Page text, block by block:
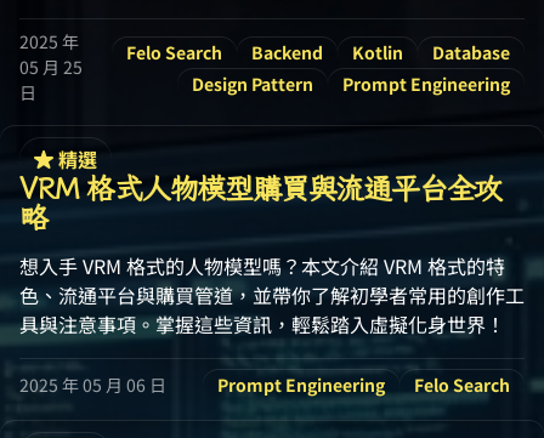
2025 年
05 月 25
日
Felo Search Backend Kotlin
Database
Design Pattern
Prompt Engineering
精選
VRM 格式人物模型購買與流通平台全攻
略
想入手 VRM 格式的人物模型嗎？本文介紹 VRM 格式的特
色、流通平台與購買管道，並帶你了解初學者常用的創作工
具與注意事項。掌握這些資訊，輕鬆踏入虛擬化身世界！
2025 年 05 月 06 日 Prompt Engineering Felo Search